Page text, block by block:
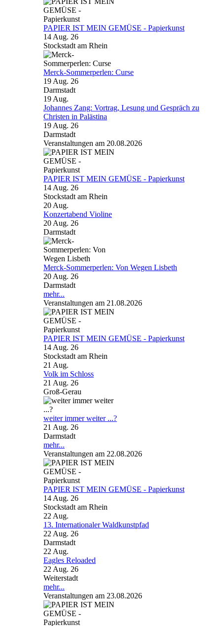
PAPIER IST MEIN GEMÜSE - Papierkunst
14 Aug. 26
Stockstadt am Rhein
Merck-Sommerperlen: Curse
19 Aug. 26
Darmstadt
19 Aug.
Johannes Zang: Vortrag, Lesung und Gespräch zu
Christen in Palästina
19 Aug. 26
Darmstadt
Veranstaltungen am 20.08.2026
PAPIER IST MEIN GEMÜSE - Papierkunst
14 Aug. 26
Stockstadt am Rhein
20 Aug.
Konzertabend Violine
20 Aug. 26
Darmstadt
Merck-Sommerperlen: Von Wegen Lisbeth
20 Aug. 26
Darmstadt
mehr...
Veranstaltungen am 21.08.2026
PAPIER IST MEIN GEMÜSE - Papierkunst
14 Aug. 26
Stockstadt am Rhein
21 Aug.
Volk im Schloss
21 Aug. 26
Groß-Gerau
weiter immer weiter ...?
21 Aug. 26
Darmstadt
mehr...
Veranstaltungen am 22.08.2026
PAPIER IST MEIN GEMÜSE - Papierkunst
14 Aug. 26
Stockstadt am Rhein
22 Aug.
13. Internationaler Waldkunstpfad
22 Aug. 26
Darmstadt
22 Aug.
Eagles Reloaded
22 Aug. 26
Weiterstadt
mehr...
Veranstaltungen am 23.08.2026